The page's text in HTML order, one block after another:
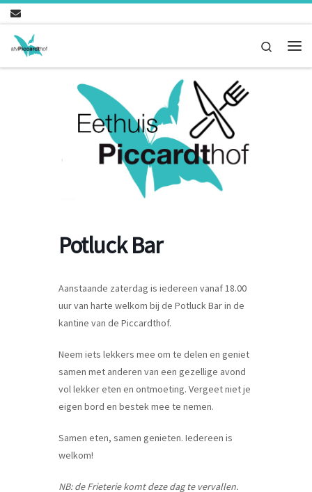
Ga naar inhoud
Search
Potluck Bar
Aanstaande zaterdag is iedereen vanaf 18.00
uur van harte welkom bij de Potluck Bar in de
kantine van de Piccardthof.
Neem iets lekkers mee om te delen en geniet
samen met anderen van een gezellige avond
vol lekker eten en ontmoeting. Vergeet niet je
eigen bord en bestek mee te nemen.
Samen eten, samen genieten. Iedereen is
welkom!
NB: de Frieterie komt deze dag te vervallen.